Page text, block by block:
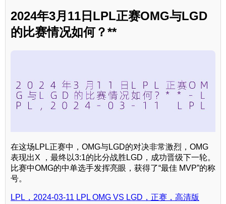
2024年3月11日LPL正赛OMG与LGD
的比赛情况如何？**
在这场LPL正赛中，OMG与LGD的对决非常激烈，OMG
表现出X ，最终以3:1的比分战胜LGD，成功晋级下一轮。
比赛中OMG的中单选手发挥亮眼，获得了“最佳 MVP”的称
号。
LPL，2024-03-11 LPL OMG VS LGD，正赛，高清版